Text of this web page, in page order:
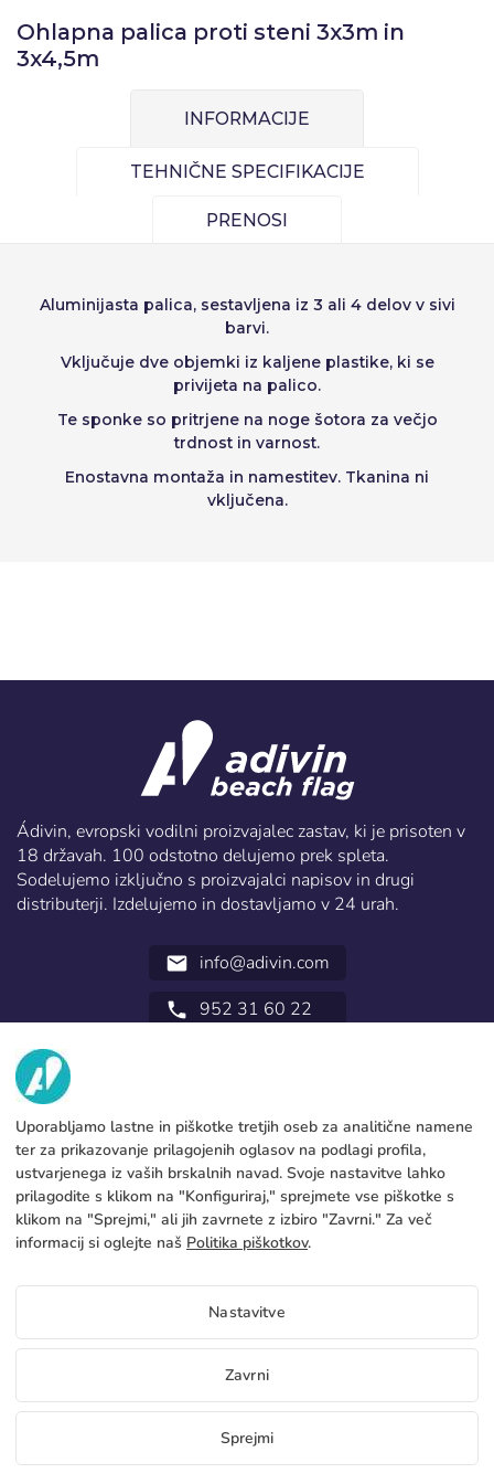
Zapomni si geslo: Da Ne
Dostop
Obnovitev gesla
Ustvarjanje računa
Tovarna info@adivin.com
Sverige
Denmark
Slovenčina (Slovak)
Ohlapna palica proti steni 3x3m in
3x4,5m
INFORMACIJE
TEHNIČNE SPECIFIKACIJE
PRENOSI
Aluminijasta palica, sestavljena iz 3 ali 4 delov v sivi
barvi.
Vključuje dve objemki iz kaljene plastike, ki se
privijeta na palico.
Te sponke so pritrjene na noge šotora za večjo
trdnost in varnost.
Enostavna montaža in namestitev. Tkanina ni
vključena.
Od1 −1,00 €
Ádivin, evropski vodilni proizvajalec zastav, ki je prisoten v
18 državah. 100 odstotno delujemo prek spleta.
Sodelujemo izključno s proizvajalci napisov in drugi
distributerji. Izdelujemo in dostavljamo v 24 urah.
email info@adivin.com
call 952 31 60 22
MI
Pišite na
Blog
Načini plačevanja
Proizvodnja in pošiljanje
FAQs
PRAVNE INFORMACIJE
Pravno obvestilo
Splošni pogoji
Pravilnik o piškotkih
Pravilnik o zasebnosti
C/ Generación 46-48 P.I. La Huertecilla 29196 Málaga Španija | S.A CIF
A93349777
Uporabljamo lastne in piškotke tretjih oseb za analitične namene
ter za prikazovanje prilagojenih oglasov na podlagi profila,
ustvarjenega iz vaših brskalnih navad. Svoje nastavitve lahko
prilagodite s klikom na "Konfiguriraj," sprejmete vse piškotke s
klikom na "Sprejmi," ali jih zavrnete z izbiro "Zavrni." Za več
informacij si oglejte naš Politika piškotkov.
Nastavitve
Zavrni
Sprejmi